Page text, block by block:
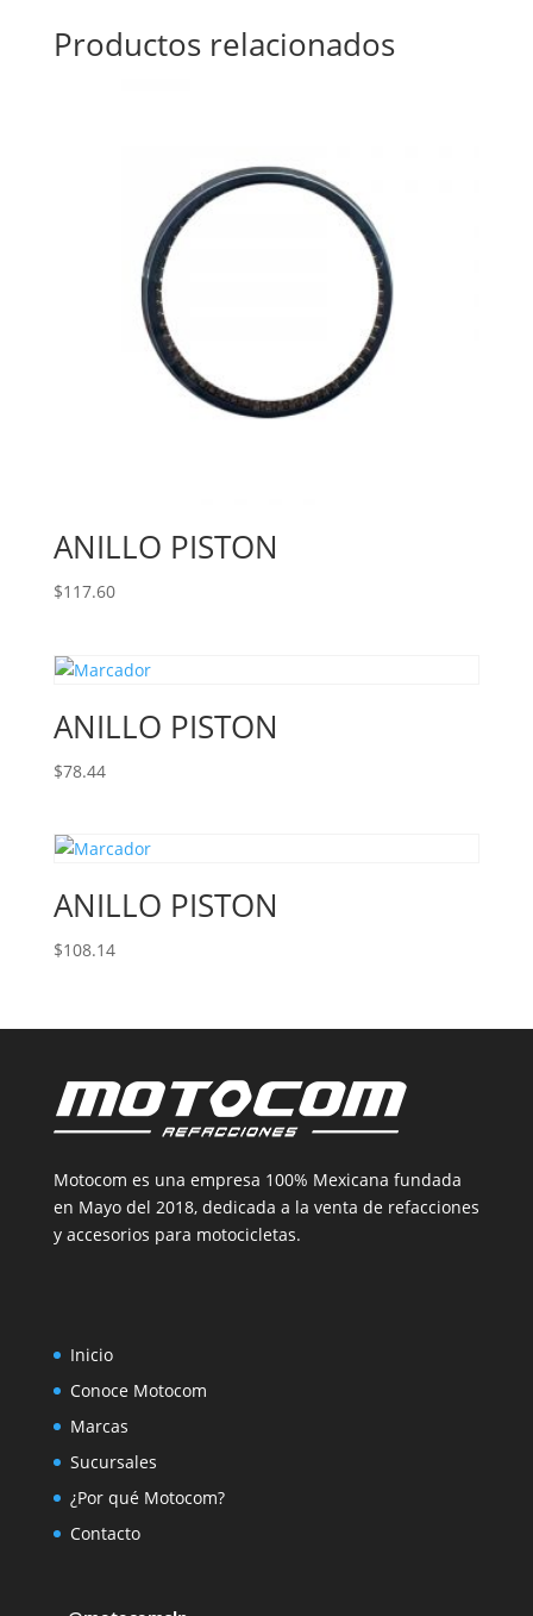
Productos relacionados
ANILLO PISTON
$117.60
ANILLO PISTON
$78.44
ANILLO PISTON
$108.14
Motocom es una empresa 100% Mexicana fundada
en Mayo del 2018, dedicada a la venta de refacciones
y accesorios para motocicletas.
Inicio
Conoce Motocom
Marcas
Sucursales
¿Por qué Motocom?
Contacto